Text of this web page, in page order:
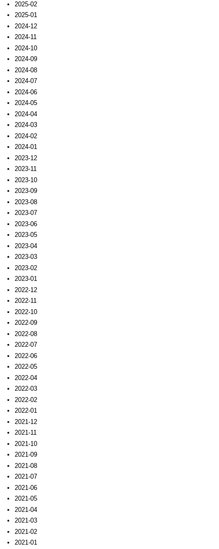
2025-02
2025-01
2024-12
2024-11
2024-10
2024-09
2024-08
2024-07
2024-06
2024-05
2024-04
2024-03
2024-02
2024-01
2023-12
2023-11
2023-10
2023-09
2023-08
2023-07
2023-06
2023-05
2023-04
2023-03
2023-02
2023-01
2022-12
2022-11
2022-10
2022-09
2022-08
2022-07
2022-06
2022-05
2022-04
2022-03
2022-02
2022-01
2021-12
2021-11
2021-10
2021-09
2021-08
2021-07
2021-06
2021-05
2021-04
2021-03
2021-02
2021-01